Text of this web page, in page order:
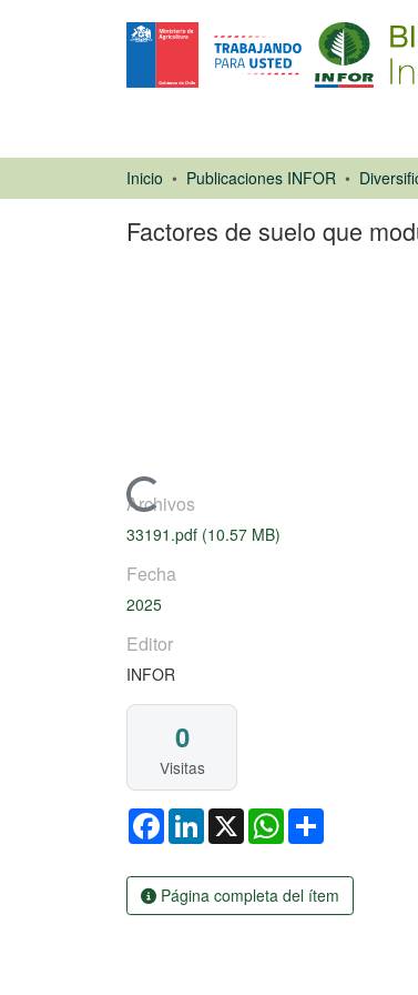
Inicio Publicaciones INFOR
Factores de suelo que
Cargando...
Archivos
33191.pdf (10.57 MB)
Fecha
2025
Editor
INFOR
0
Visitas
FacebookLinkedIn
X WhatsApp
Página completa del ítem